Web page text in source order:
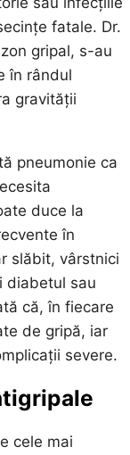
fatale. Dr.
gripal, s-au
în rândul
gravității
pneumonie ca
duce la
în
slăbit, vârstnici
diabetul sau
că, în fiecare
de gripă, iar
severe.
cele mai